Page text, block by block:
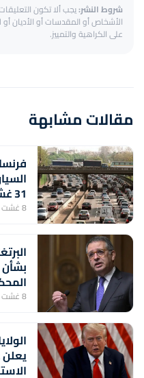
شروط النشر:يجب ألا تكون
الأشخاص أو المقدسات أو الأديان
على الكراهية والتمييز.
مقالات مشابهة
31 غشت
8 غشت 2026 - 14:01
بشأن
8 غشت 2026 - 13:29
يعلن